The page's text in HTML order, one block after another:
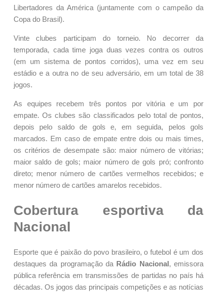
Libertadores da América (juntamente com o campeão da
Copa do Brasil).
Vinte clubes participam do torneio. No decorrer da
temporada, cada time joga duas vezes contra os outros
(em um sistema de pontos corridos), uma vez em seu
estádio e a outra no de seu adversário, em um total de 38
jogos.
As equipes recebem três pontos por vitória e um por
empate. Os clubes são classificados pelo total de pontos,
depois pelo saldo de gols e, em seguida, pelos gols
marcados. Em caso de empate entre dois ou mais times,
os critérios de desempate são: maior número de vitórias;
maior saldo de gols; maior número de gols pró; confronto
direto; menor número de cartões vermelhos recebidos; e
menor número de cartões amarelos recebidos.
Cobertura esportiva da
Nacional
Esporte que é paixão do povo brasileiro, o futebol é um dos
destaques da programação da Rádio Nacional, emissora
pública referência em transmissões de partidas no país há
décadas. Os jogos das principais competições e as notícias